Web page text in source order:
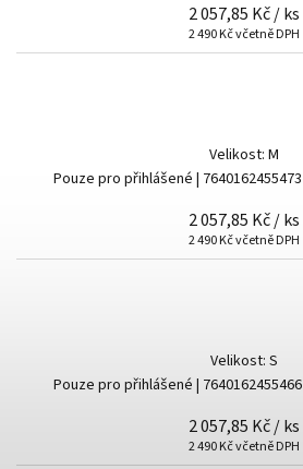
2 057,85 Kč/ ks
2 490 Kč včetně DPH
Velikost: M
Pouze pro přihlášené | 7640162455473
2 057,85 Kč/ ks
2 490 Kč včetně DPH
Velikost: S
Pouze pro přihlášené | 7640162455466
2 057,85 Kč/ ks
2 490 Kč včetně DPH